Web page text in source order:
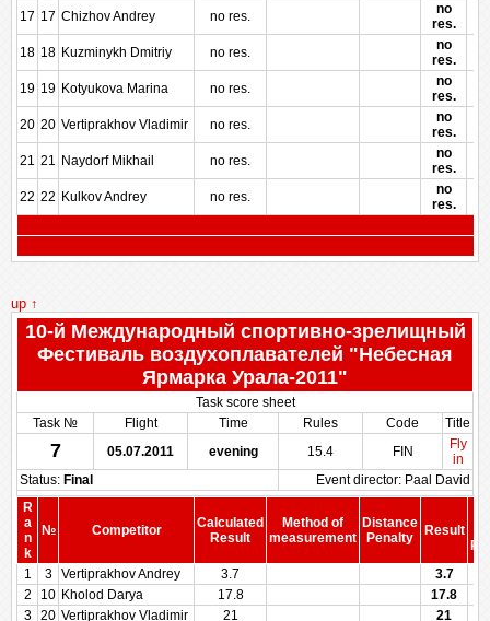
17 17 Chizhov Andrey no res.
no
res.
18 18 Kuzminykh Dmitriy no res.
no
res.
19 19 Kotyukova Marina no res.
no
res.
20 20 Vertiprakhov Vladimir no res.
no
res.
21 21 Naydorf Mikhail no res.
no
res.
22 22 Kulkov Andrey no res.
no
res.
up ↑
10-й Международный спортивно-зрелищный
Фестиваль воздухоплавателей "Небесная
Ярмарка Урала-2011"
Task score sheet
Task №
Flight Time Rules Code Title
7 05.07.2011 evening 15.4 FIN
Fly
in
Status: Final
Event director: Paal David
R
a
n
k
№ Competitor
Calculated
Result
Method of
measurement
Distance
Penalty
Result
1
3 Vertiprakhov Andrey 3.7
3.7
2
10 Kholod Darya 17.8
17.8
3
20 Vertiprakhov Vladimir 21
21